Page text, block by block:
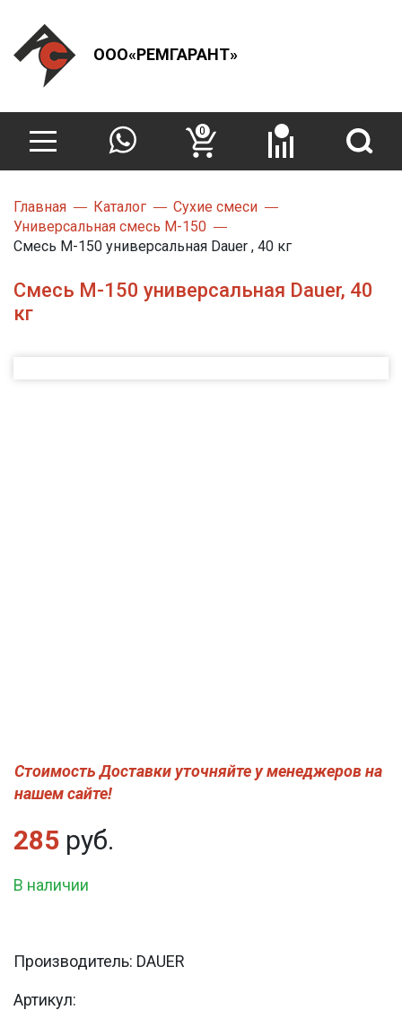
ООО«РЕМГАРАНТ»
0
Главная Каталог
Сухие смеси
Универсальная смесь М-150
Смесь M-150 универсальная Dauer , 40 кг
Смесь M-150 универсальная Dauer, 40
кг
Стоимость Доставки уточняйте у менеджеров на
нашем сайте!
285 руб.
В наличии
Производитель: DAUER
Артикул: